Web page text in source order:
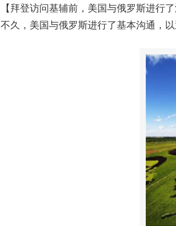
【拜登访问基辅前，美国与俄罗斯进行
不久，美国与俄罗斯进行了基本沟通，